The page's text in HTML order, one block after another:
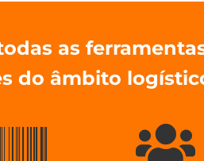
as
do âmbito